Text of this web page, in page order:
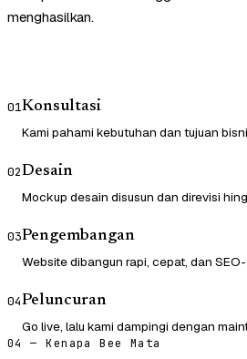
menghasilkan.
01Konsultasi
Kami pahami kebutuhan dan tujuan
02Desain
Mockup desain disusun dan direvisi
03Pengembangan
Website dibangun rapi, cepat, dan
04Peluncuran
Go live, lalu kami dampingi dengan
04 — Kenapa Bee Mata